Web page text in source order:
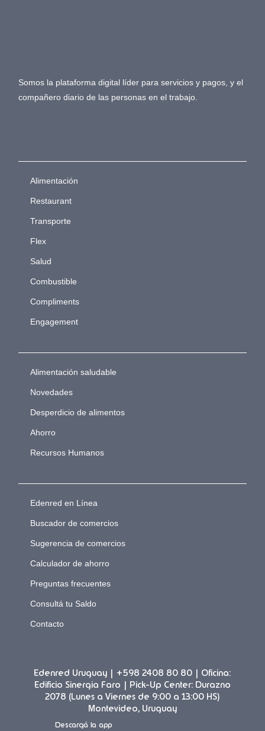
Somos la plataforma digital líder para servicios y pagos, y el
compañero diario de las personas en el trabajo.
Alimentación
Restaurant
Transporte
Flex
Salud
Combustible
Compliments
Engagement
Alimentación saludable
Novedades
Desperdicio de alimentos
Ahorro
Recursos Humanos
Edenred en Línea
Buscador de comercios
Sugerencia de comercios
Calculador de ahorro
Preguntas frecuentes
Consultá tu Saldo
Contacto
Edenred Uruguay | +598 2408 80 80 | Oficina:
Edificio Sinergia Faro | Pick-Up Center: Durazno
2078 (Lunes a Viernes de 9:00 a 13:00 HS)
Montevideo, Uruguay
Descargá la app